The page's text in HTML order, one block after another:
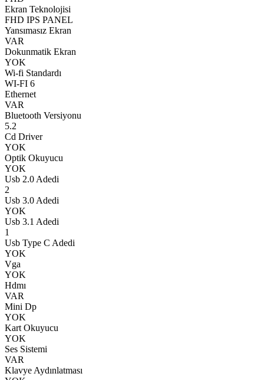
Ekran Teknolojisi
FHD IPS PANEL
Yansımasız Ekran
VAR
Dokunmatik Ekran
YOK
Wi-fi Standardı
WI-FI 6
Ethernet
VAR
Bluetooth Versiyonu
5.2
Cd Driver
YOK
Optik Okuyucu
YOK
Usb 2.0 Adedi
2
Usb 3.0 Adedi
YOK
Usb 3.1 Adedi
1
Usb Type C Adedi
YOK
Vga
YOK
Hdmı
VAR
Mini Dp
YOK
Kart Okuyucu
YOK
Ses Sistemi
VAR
Klavye Aydınlatması